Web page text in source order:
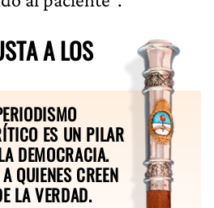
A LOS
ES UN PILAR
DEMOCRACIA.
QUIENES CREEN
LA VERDAD.